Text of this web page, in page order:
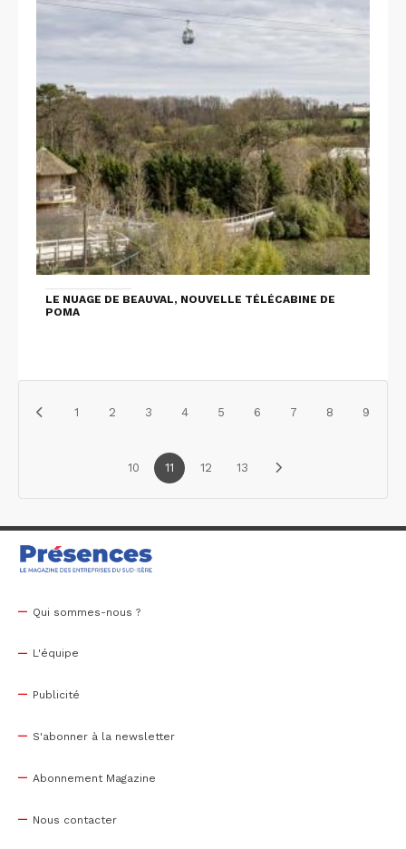
LE NUAGE DE BEAUVAL, NOUVELLE TÉLÉCABINE DE
POMA
1 2 3 4 5 6 7 8 9
10 11 12 13
Qui sommes-nous ?
L'équipe
Publicité
S'abonner à la newsletter
Abonnement Magazine
Nous contacter